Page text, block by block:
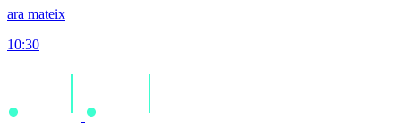
ara mateix
10:30